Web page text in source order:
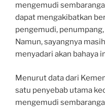
mengemudi
dapat mengakibatkan
pengemudi,
Namun, sayangnya
menyadari akan bahaya
Menurut data dari
satu penyebab utama
mengemudi